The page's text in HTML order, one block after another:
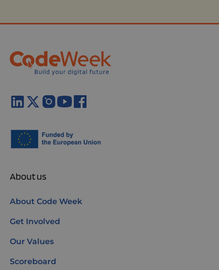
About us
About Code Week
Get Involved
Our Values
Scoreboard